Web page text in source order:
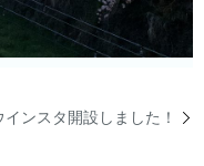
インスタ開設しました！